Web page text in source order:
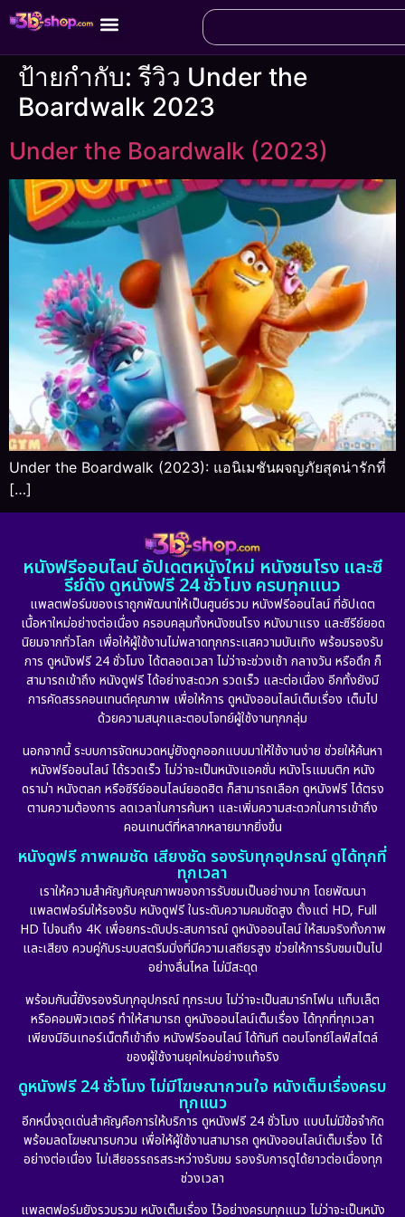
ป้ายกำกับ:รีวิว Under the
Boardwalk 2023
Under the Boardwalk (2023)
Under the Boardwalk (2023): แอนิเมชันผจญภัยสุดน่ารักที่
[…]
หนังฟรีออนไลน์ อัปเดตหนังใหม่ หนังชนโรง และซี
รีย์ดัง ดูหนังฟรี 24 ชั่วโมง ครบทุกแนว
แพลตฟอร์มของเราถูกพัฒนาให้เป็นศูนย์รวม หนังฟรีออนไลน์ ที่อัปเดต
เนื้อหาใหม่อย่างต่อเนื่อง ครอบคลุมทั้งหนังชนโรง หนังมาแรง และซีรีย์ยอด
นิยมจากทั่วโลก เพื่อให้ผู้ใช้งานไม่พลาดทุกกระแสความบันเทิง พร้อมรองรับ
การ ดูหนังฟรี 24 ชั่วโมง ได้ตลอดเวลา ไม่ว่าจะช่วงเช้า กลางวัน หรือดึก ก็
สามารถเข้าถึง หนังดูฟรี ได้อย่างสะดวก รวดเร็ว และต่อเนื่อง อีกทั้งยังมี
การคัดสรรคอนเทนต์คุณภาพ เพื่อให้การ ดูหนังออนไลน์เต็มเรื่อง เต็มไป
ด้วยความสนุกและตอบโจทย์ผู้ใช้งานทุกกลุ่ม
นอกจากนี้ ระบบการจัดหมวดหมู่ยังถูกออกแบบมาให้ใช้งานง่าย ช่วยให้ค้นหา
หนังฟรีออนไลน์ ได้รวดเร็ว ไม่ว่าจะเป็นหนังแอคชั่น หนังโรแมนติก หนัง
ดราม่า หนังตลก หรือซีรีย์ออนไลน์ยอดฮิต ก็สามารถเลือก ดูหนังฟรี ได้ตรง
ตามความต้องการ ลดเวลาในการค้นหา และเพิ่มความสะดวกในการเข้าถึง
คอนเทนต์ที่หลากหลายมากยิ่งขึ้น
หนังดูฟรี ภาพคมชัด เสียงชัด รองรับทุกอุปกรณ์ ดูได้ทุกที่
ทุกเวลา
เราให้ความสำคัญกับคุณภาพของการรับชมเป็นอย่างมาก โดยพัฒนา
แพลตฟอร์มให้รองรับ หนังดูฟรี ในระดับความคมชัดสูง ตั้งแต่ HD, Full
HD ไปจนถึง 4K เพื่อยกระดับประสบการณ์ ดูหนังออนไลน์ ให้สมจริงทั้งภาพ
และเสียง ควบคู่กับระบบสตรีมมิ่งที่มีความเสถียรสูง ช่วยให้การรับชมเป็นไป
อย่างลื่นไหล ไม่มีสะดุด
พร้อมกันนี้ยังรองรับทุกอุปกรณ์ ทุกระบบ ไม่ว่าจะเป็นสมาร์ทโฟน แท็บเล็ต
หรือคอมพิวเตอร์ ทำให้สามารถ ดูหนังออนไลน์เต็มเรื่อง ได้ทุกที่ทุกเวลา
เพียงมีอินเทอร์เน็ตก็เข้าถึง หนังฟรีออนไลน์ ได้ทันที ตอบโจทย์ไลฟ์สไตล์
ของผู้ใช้งานยุคใหม่อย่างแท้จริง
ดูหนังฟรี 24 ชั่วโมง ไม่มีโฆษณากวนใจ หนังเต็มเรื่องครบ
ทุกแนว
อีกหนึ่งจุดเด่นสำคัญคือการให้บริการ ดูหนังฟรี 24 ชั่วโมง แบบไม่มีข้อจำกัด
พร้อมลดโฆษณารบกวน เพื่อให้ผู้ใช้งานสามารถ ดูหนังออนไลน์เต็มเรื่อง ได้
อย่างต่อเนื่อง ไม่เสียอรรถรสระหว่างรับชม รองรับการดูได้ยาวต่อเนื่องทุก
ช่วงเวลา
แพลตฟอร์มยังรวบรวม หนังเต็มเรื่อง ไว้อย่างครบทุกแนว ไม่ว่าจะเป็นหนัง